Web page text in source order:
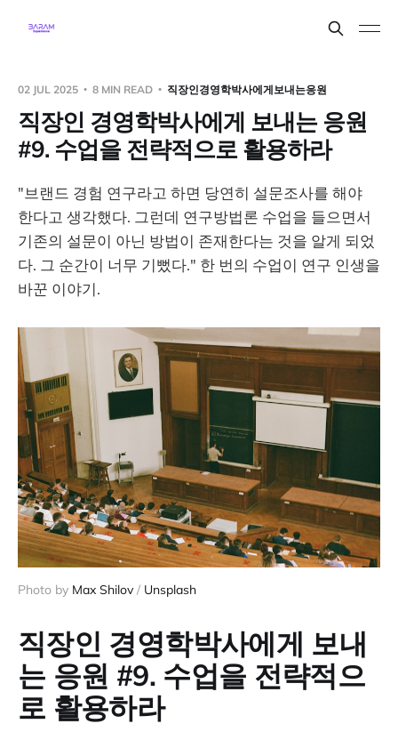
02 JUL 2025 8 MIN READ 직장인경영학박사에게보내는응원
직장인 경영학박사에게 보내는 응원
#9. 수업을 전략적으로 활용하라
"브랜드 경험 연구라고 하면 당연히 설문조사를 해야
한다고 생각했다. 그런데 연구방법론 수업을 들으면서
기존의 설문이 아닌 방법이 존재한다는 것을 알게 되었
다. 그 순간이 너무 기뻤다." 한 번의 수업이 연구 인생을
바꾼 이야기.
Photo by Max Shilov / Unsplash
직장인 경영학박사에게 보내
는 응원 #9. 수업을 전략적으
로 활용하라